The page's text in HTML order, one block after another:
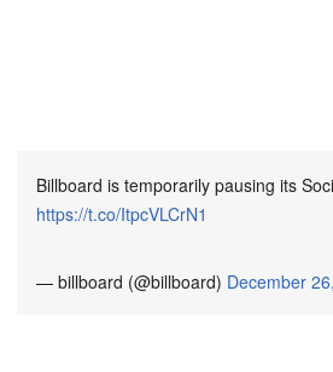
Billboard is temporarily pausing its
https://t.co/ItpcVLCrN1
— billboard (@billboard) December